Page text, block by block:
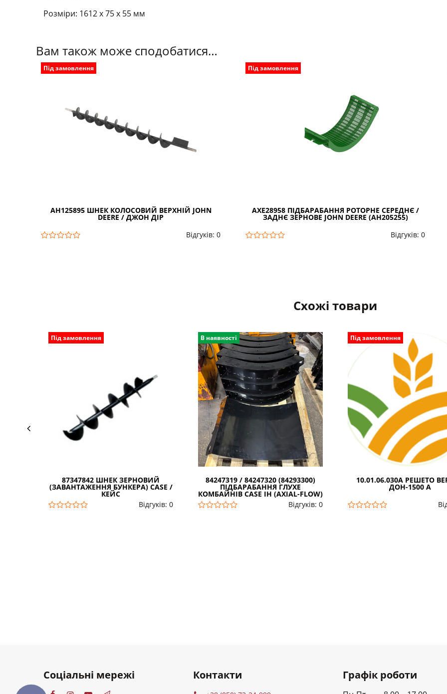
Розміри: 1612 х 75 х 55 мм
Вам також може сподобатися…
Під замовлення
AH125895 ШНЕК КОЛОСОВИЙ ВЕРХНІЙ JOHN
DEERE / ДЖОН ДІР
Відгуків: 0
Під замовлення
AXE28958 ПІДБАРАБАННЯ РОТОРНЕ СЕРЕДНЄ /
ЗАДНЄ ЗЕРНОВЕ JOHN DEERE (AH205255)
Відгуків: 0
Схожі товари
Під замовлення
87347842 ШНЕК ЗЕРНОВИЙ
(ЗАВАНТАЖЕННЯ БУНКЕРА) CASE /
КЕЙС
Відгуків: 0
В наявності
84247319 / 84247320 (84293300)
ПІДБАРАБАННЯ ГЛУХЕ
КОМБАЙНІВ CASE IH (AXIAL-FLOW)
Відгуків: 0
Під замовлення
10.01.06.030А РЕШЕТО
ДОН-1500 А
Соціальні мережі Контакти Графік роботи